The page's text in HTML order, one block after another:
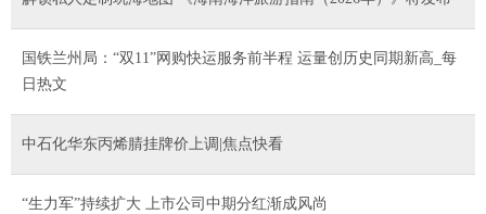
国铁兰州局：“双11”网购快运服务前半程 运量创历史同期新高_每
日热文
中石化华东丙烯腈挂牌价上调|焦点快看
“生力军”持续扩大 上市公司中期分红渐成风尚